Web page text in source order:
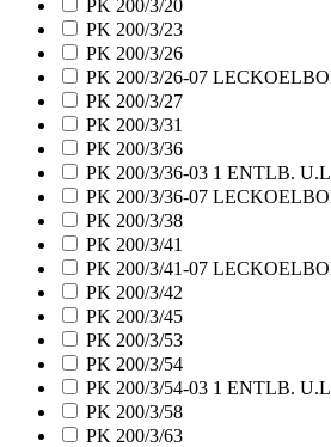
PK 200/3/20
PK 200/3/23
PK 200/3/26
PK 200/3/26-07
PK 200/3/27
PK 200/3/31
PK 200/3/36
PK 200/3/36-03 1 ENTLB.
PK 200/3/36-07
PK 200/3/38
PK 200/3/41
PK 200/3/41-07
PK 200/3/42
PK 200/3/45
PK 200/3/53
PK 200/3/54
PK 200/3/54-03 1 ENTLB.
PK 200/3/58
PK 200/3/63